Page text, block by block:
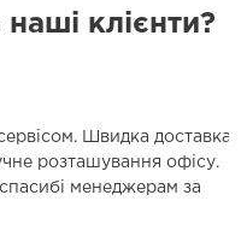
наші клієнти?
Швидка доставка,
розташування офісу.
менеджерам за